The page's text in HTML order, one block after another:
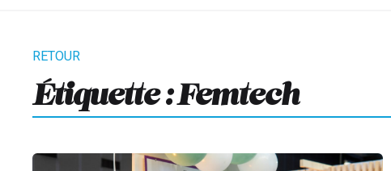
Étiquette : Femtech